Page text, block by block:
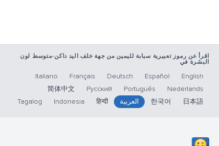
اقرأ عن رموز تعبيرية سبابة لليمين من جهة خلف اليد داكن-متوسط لون
البشرة في
English
Español
Deutsch
Français
Italiano
Nederlands
Português
Русский
简体中文
日本語
한국어 العربية हिन्दी
Indonesia
Tagalog